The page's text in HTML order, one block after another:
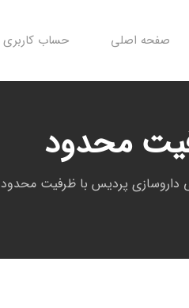
صفحه اصلی حساب کاربری
محدود
داروسازی پردیس با ظرفیت محدود